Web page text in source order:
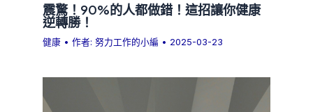
震驚！90%的人都做錯！這招讓你健康
逆轉勝！
健康 • 作者:努力工作的小編 • 2025-03-23